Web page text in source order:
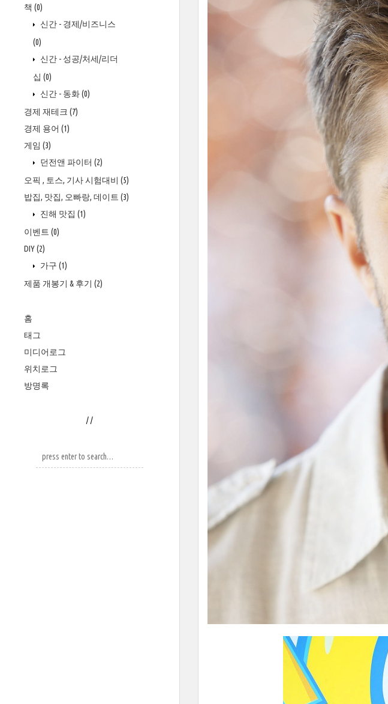
책 (0)
신간 - 경제/비즈니스
(0)
신간 - 성공/처세/리더
십 (0)
신간 - 동화(0)
경제 재테크 (7)
경제 용어 (1)
게임 (3)
던전앤 파이터 (2)
오픽 , 토스, 기사 시험대비 (5)
밥집, 맛집, 오빠랑, 데이트 (3)
진해 맛집 (1)
이벤트 (0)
DIY(2)
가구 (1)
제품 개봉기 & 후기 (2)
홈
태그
미디어로그
위치로그
방명록
/ /